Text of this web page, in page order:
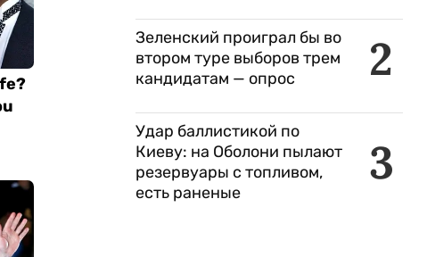
2
Зеленский проиграл бы во
втором туре выборов трем
кандидатам — опрос
3
Удар баллистикой по
Киеву: на Оболони пылают
резервуары с топливом,
есть раненые